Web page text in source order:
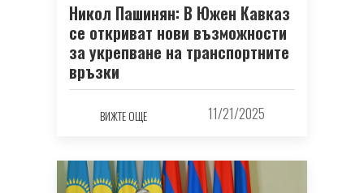
Никол Пашинян: В Южен Кавказ
се откриват нови възможности
за укрепване на транспортните
връзки
ВИЖТЕ ОЩЕ 11/21/2025